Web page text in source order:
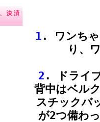
決済
1. ワンちゃ
り、
2 . ドライ
背中はベル
スチックバ
が2つ備わ